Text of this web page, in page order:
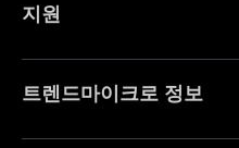
지원
트렌드마이크로 정보